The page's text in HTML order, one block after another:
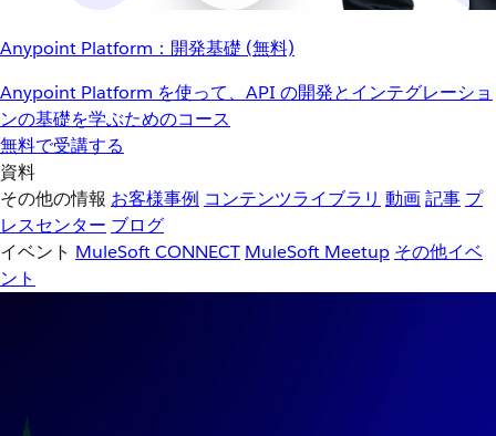
Anypoint Platform：開発基礎 (無料)
Anypoint Platform を使って、API の開発とインテグレーショ
ンの基礎を学ぶためのコース
無料で受講する
資料
その他の情報 お客様事例 コンテンツライブラリ 動画記事 プ
レスセンター ブログ
イベント MuleSoft CONNECT MuleSoft Meetup その他イベ
ント